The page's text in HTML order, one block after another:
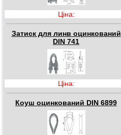
Ціна:
Затиск для линв оцинкований
DIN 741
Ціна:
Коуш оцинкований DIN 6899